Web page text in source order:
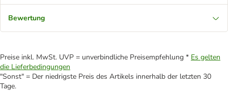
Bewertung
Preise inkl. MwSt. UVP = unverbindliche Preisempfehlung * Es gelten
die Lieferbedingungen
"Sonst" = Der niedrigste Preis des Artikels innerhalb der letzten 30
Tage.